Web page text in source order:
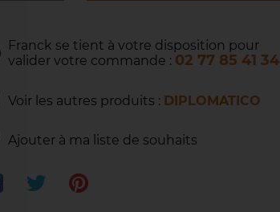
Franck se tient à votre disposition pour
valider votre commande : 02 77 85 41 34
Voir les autres produits : DIPLOMATICO
Ajouter à ma liste de souhaits